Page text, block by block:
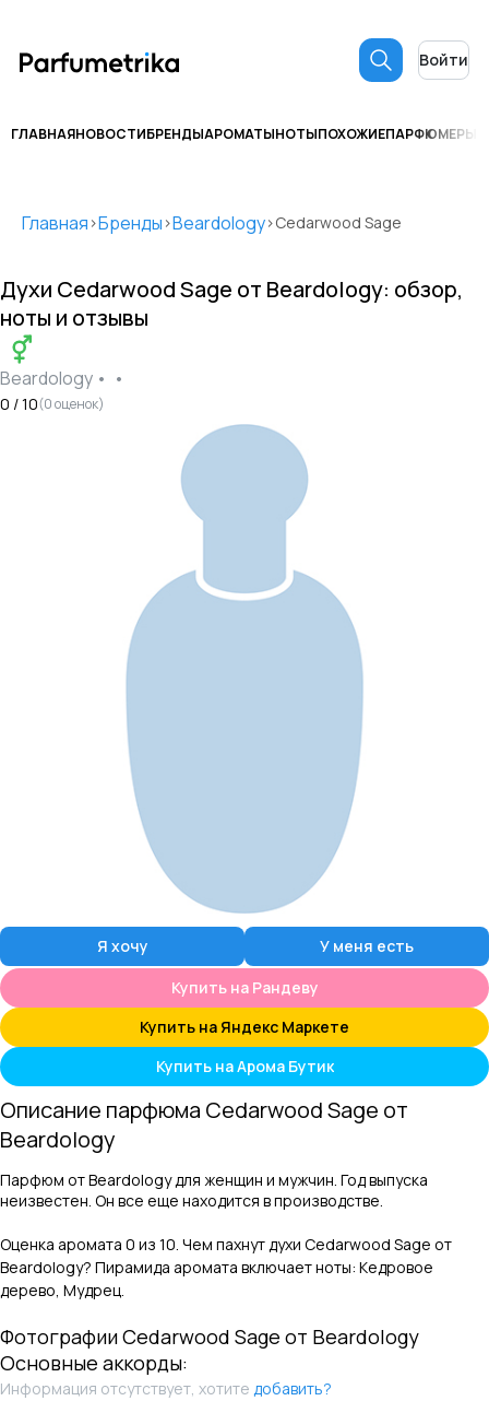
Войти
ГЛАВНАЯНОВОСТИБРЕНДЫАРОМАТЫНОТЫПОХОЖИЕПАРФЮМЕРЫ
Главная >Бренды >Beardology>Cedarwood Sage
Духи Cedarwood Sage от Beardology: обзор,
ноты и отзывы
Beardology • •
0 / 10(0оценок)
Я хочу
У меня есть
Купить на Рандеву
Купить на Яндекс Маркете
Купить на Арома Бутик
Описание парфюма Cedarwood Sage от
Beardology
Парфюм от Beardology для женщин и мужчин. Год выпуска
неизвестен. Он все еще находится в производстве.
Оценка аромата 0 из 10. Чем пахнут духи Cedarwood Sage от
Beardology? Пирамида аромата включает ноты: Кедровое
дерево, Мудрец.
ФотографииCedarwood Sage от Beardology
Основные аккорды:
Информация отсутствует, хотите добавить?